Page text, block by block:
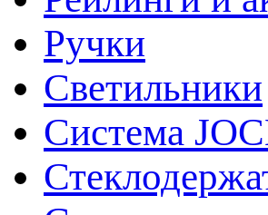
Ручки
Светильники
Система